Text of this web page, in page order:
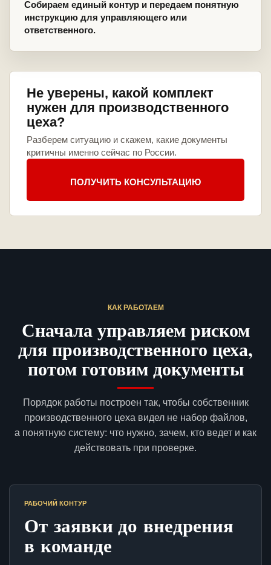
Собираем единый контур и передаем понятную
инструкцию для управляющего или
ответственного.
Не уверены, какой комплект
нужен для производственного
цеха?
Разберем ситуацию и скажем, какие документы
критичны именно сейчас по России.
ПОЛУЧИТЬ КОНСУЛЬТАЦИЮ
КАК РАБОТАЕМ
Сначала управляем риском
для производственного цеха,
потом готовим документы
Порядок работы построен так, чтобы собственник
производственного цеха видел не набор файлов,
а понятную систему: что нужно, зачем, кто ведет и как
действовать при проверке.
РАБОЧИЙ КОНТУР
От заявки до внедрения
в команде